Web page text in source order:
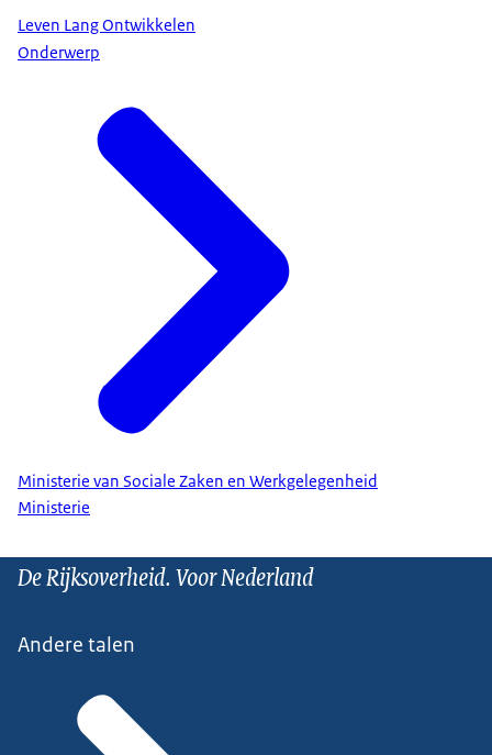
Leven Lang Ontwikkelen
Onderwerp
Ministerie van Sociale Zaken en Werkgelegenheid
Ministerie
De Rijksoverheid. Voor Nederland
Andere talen